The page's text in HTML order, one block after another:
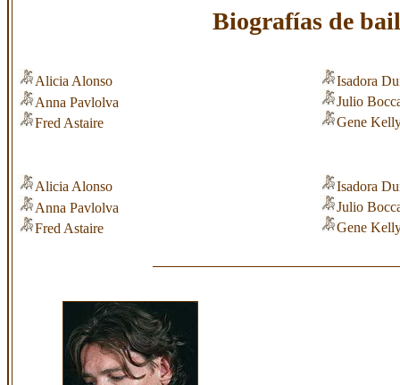
Biografías de
Alicia Alonso
Anna Pavlolva
Fred Astaire
Isadora
Julio
Gene
Alicia Alonso
Anna Pavlolva
Fred Astaire
Isadora
Julio
Gene